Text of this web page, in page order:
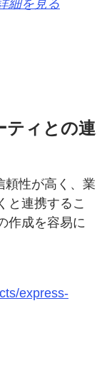
細を見る
ティとの連
頼性が高く、業
と連携するこ
作成を容易に
express-